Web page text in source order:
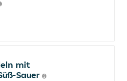
mit
Sauer